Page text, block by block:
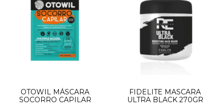
OTOWIL MÁSCARA
SOCORRO CAPILAR
FIDELITE MASCARA
ULTRA BLACK 270GR